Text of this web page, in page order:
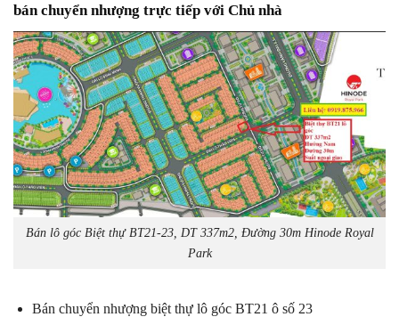
bán chuyển nhượng trực tiếp với Chủ nhà
Bán lô góc Biệt thự BT21-23, DT 337m2, Đường 30m Hinode Royal
Park
Bán chuyển nhượng biệt thự lô góc BT21 ô số 23